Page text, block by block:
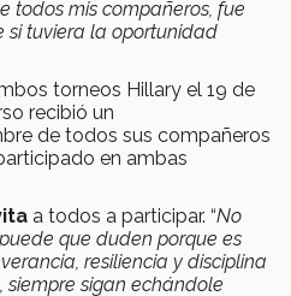
todos mis compañeros, fue
si tuviera la oportunidad
torneos Hillary el 19 de
recibió un
de todos sus compañeros
en ambas
a todos a participar. “No
que duden porque es
resiliencia y disciplina
siempre sigan echándole